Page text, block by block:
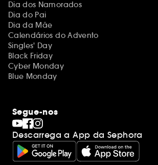
Dia dos Namorados
Dia do Pai
Dia da Mãe
Calendários do Advento
Singles' Day
Black Friday
Cyber Monday
Blue Monday
Segue-nos
Descarrega a App da Sephora